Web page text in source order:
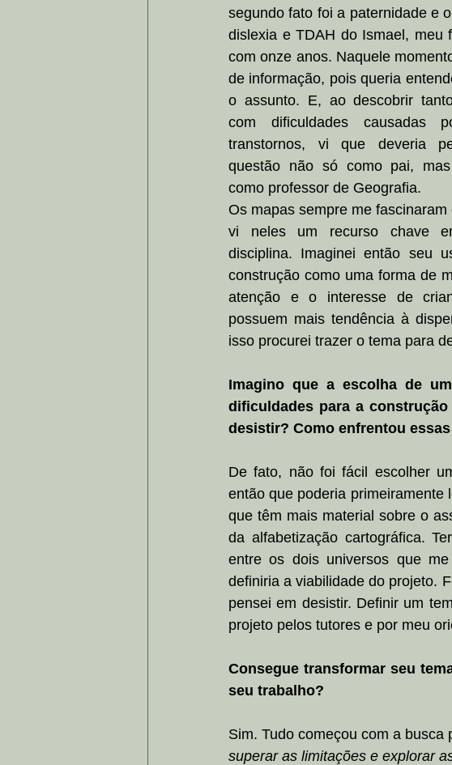
segundo fato foi a paternidade e
dislexia e TDAH do Ismael, meu
com onze anos. Naquele
de informação, pois queria
o assunto. E, ao descobrir
com dificuldades causadas
transtornos, vi que deveria
questão não só como pai,
como professor de Geografia.
Os mapas sempre me fascinaram
vi neles um recurso chave
disciplina. Imaginei então seu
construção como uma forma de
atenção e o interesse de
possuem mais tendência à
isso procurei trazer o tema para
Imagino que a escolha de
dificuldades para a
desistir? Como enfrentou
De fato, não foi fácil escolher
então que poderia primeiramente
que têm mais material sobre o
da alfabetização cartográfica.
entre os dois universos que
definiria a viabilidade do projeto.
pensei em desistir. Definir um
projeto pelos tutores e por meu
Consegue transformar seu
seu trabalho?
Sim. Tudo começou com a
superar as limitações e explorar